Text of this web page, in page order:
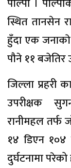
पाल्पा ।
स्थित तानसेन
हुँदा एक
पौने ११ बजेतिर
जिल्ला प्रहरी
उपरीक्षक
रानीमहल तर्फ
१४ डिएन
दुर्घटनामा परेको